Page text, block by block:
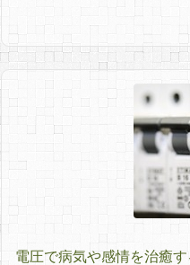
電圧で病気や感情を治